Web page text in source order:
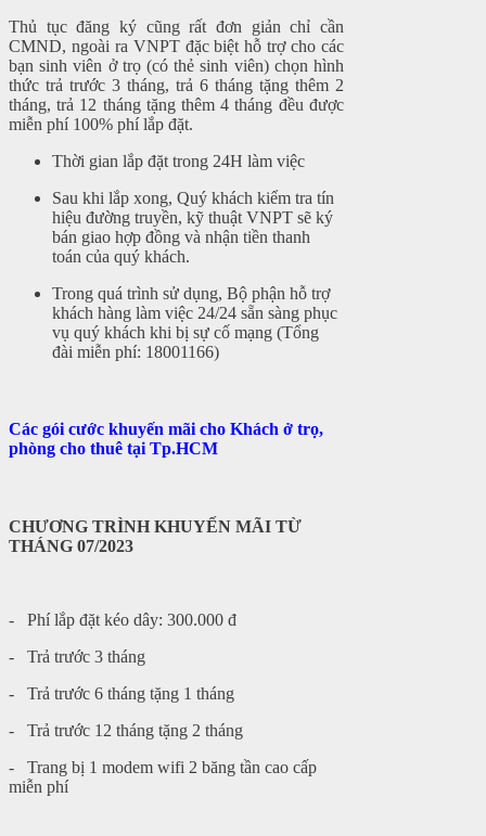
Thủ tục đăng ký cũng rất đơn giản chỉ cần
CMND, ngoài ra VNPT đặc biệt hỗ trợ cho các
bạn sinh viên ở trọ (có thẻ sinh viên) chọn hình
thức trả trước 3 tháng, trả 6 tháng tặng thêm 2
tháng, trả 12 tháng tặng thêm 4 tháng đều được
miễn phí 100% phí lắp đặt.
Thời gian lắp đặt trong 24H làm việc
Sau khi lắp xong, Quý khách kiểm tra tín
hiệu đường truyền, kỹ thuật VNPT sẽ ký
bán giao hợp đồng và nhận tiền thanh
toán của quý khách.
Trong quá trình sử dụng, Bộ phận hỗ trợ
khách hàng làm việc 24/24 sẵn sàng phục
vụ quý khách khi bị sự cố mạng (Tổng
đài miễn phí: 18001166)
Các gói cước khuyến mãi cho Khách ở trọ,
phòng cho thuê tại Tp.HCM
CHƯƠNG TRÌNH KHUYẾN MÃI TỪ
THÁNG 07/2023
- Phí lắp đặt kéo dây: 300.000 đ
- Trả trước 3 tháng
- Trả trước 6 tháng tặng 1 tháng
- Trả trước 12 tháng tặng 2 tháng
- Trang bị 1 modem wifi 2 băng tần cao cấp
miễn phí